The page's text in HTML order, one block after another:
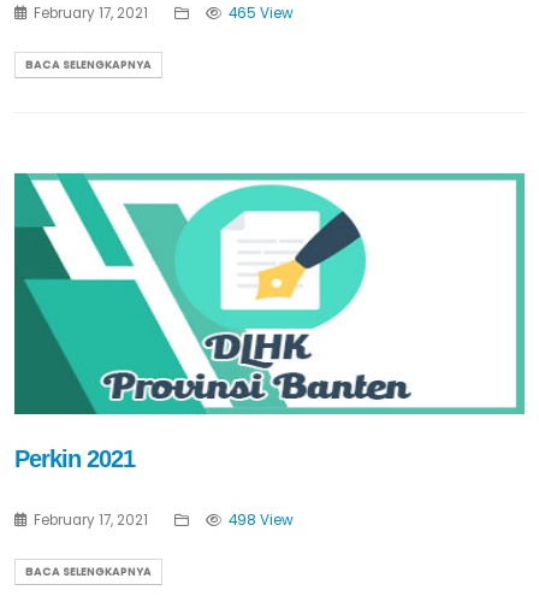
February 17, 2021 465 View
BACA SELENGKAPNYA
Perkin 2021
February 17, 2021 498 View
BACA SELENGKAPNYA